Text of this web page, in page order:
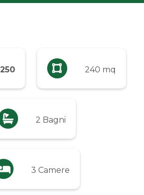
240 mq
2 Bagni
3 Camere
50.000